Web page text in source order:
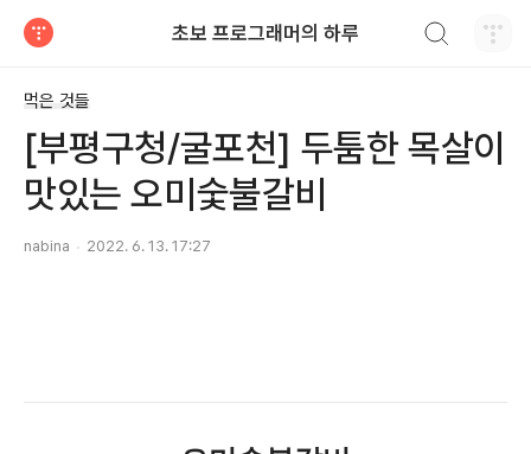
초보 프로그래머의 하루
먹은 것들
[부평구청/굴포천] 두툼한 목살이
맛있는 오미숯불갈비
nabina 2022. 6. 13. 17:27